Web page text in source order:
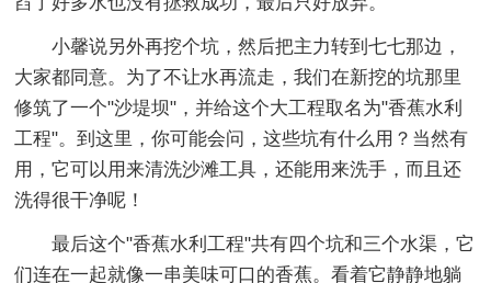
小馨说另外再挖个坑，然后把主力转到七七那边，
大家都同意。为了不让水再流走，我们在新挖的坑那里
修筑了一个"沙堤坝"，并给这个大工程取名为"香蕉水利
工程"。到这里，你可能会问，这些坑有什么用？当然有
用，它可以用来清洗沙滩工具，还能用来洗手，而且还
洗得很干净呢！
最后这个"香蕉水利工程"共有四个坑和三个水渠，它
们连在一起就像一串美味可口的香蕉。看着它静静地躺